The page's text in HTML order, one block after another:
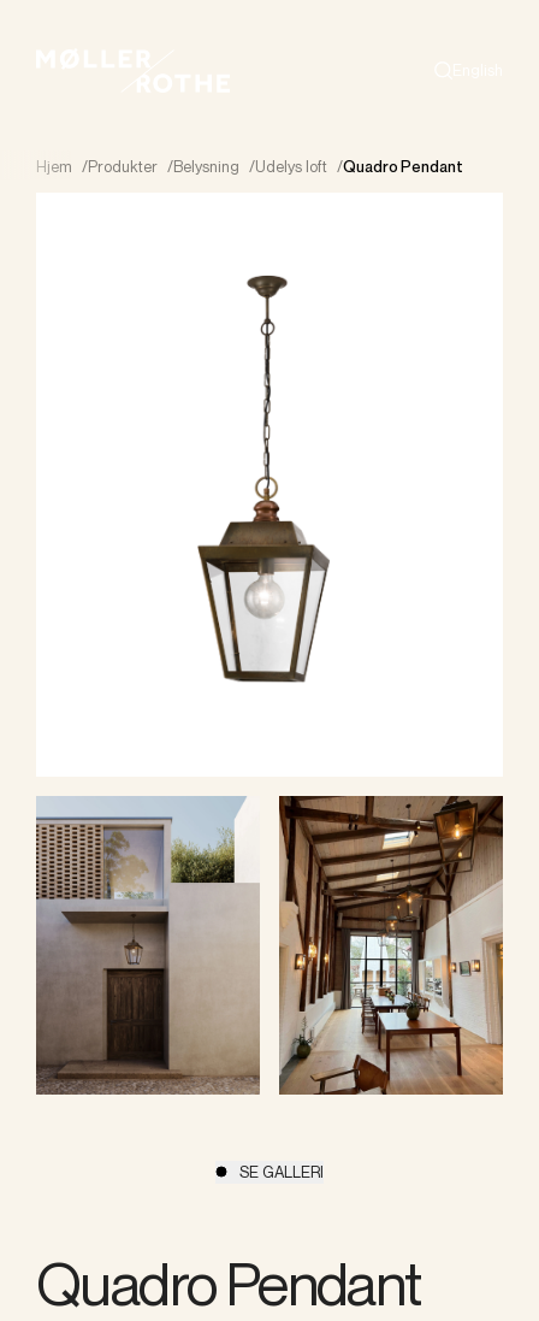
Hjem /Produkter /Belysning /Udelys loft /Quadro Pendant
SE GALLERI
Quadro Pendant